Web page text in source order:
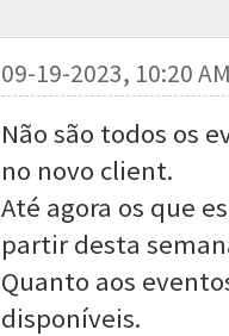
09-19-2023, 10:20
Não são todos os
no novo client.
Até agora os que
partir desta
Quanto aos
disponíveis.